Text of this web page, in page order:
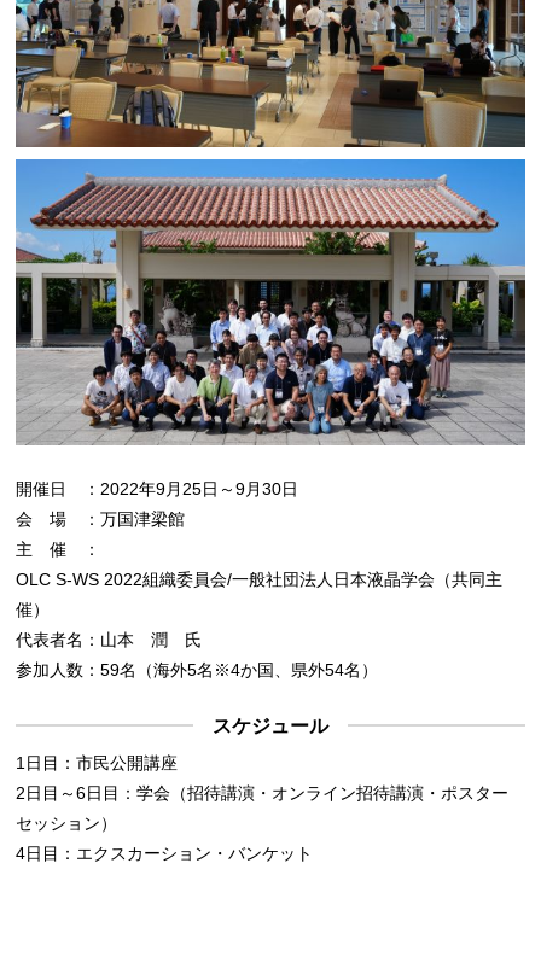
開催日 ： 2022年9月25日～9月30日
会 場 ：万国津梁館
主 催 ：
OLC S-WS 2022組織委員会/一般社団法人日本液晶学会（共同主
催）
代表者名： 山本 潤 氏
参加人数：59名（海外5名※4か国、県外54名）
スケジュール
1日目：市民公開講座
2日目～6日目：学会（招待講演・オンライン招待講演・ポスター
セッション）
4日目：エクスカーション・バンケット